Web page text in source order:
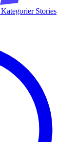
Kategorier Stories